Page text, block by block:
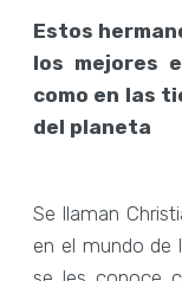
Estos
los mejores
como en las
del planeta
Se llaman
en el mundo de